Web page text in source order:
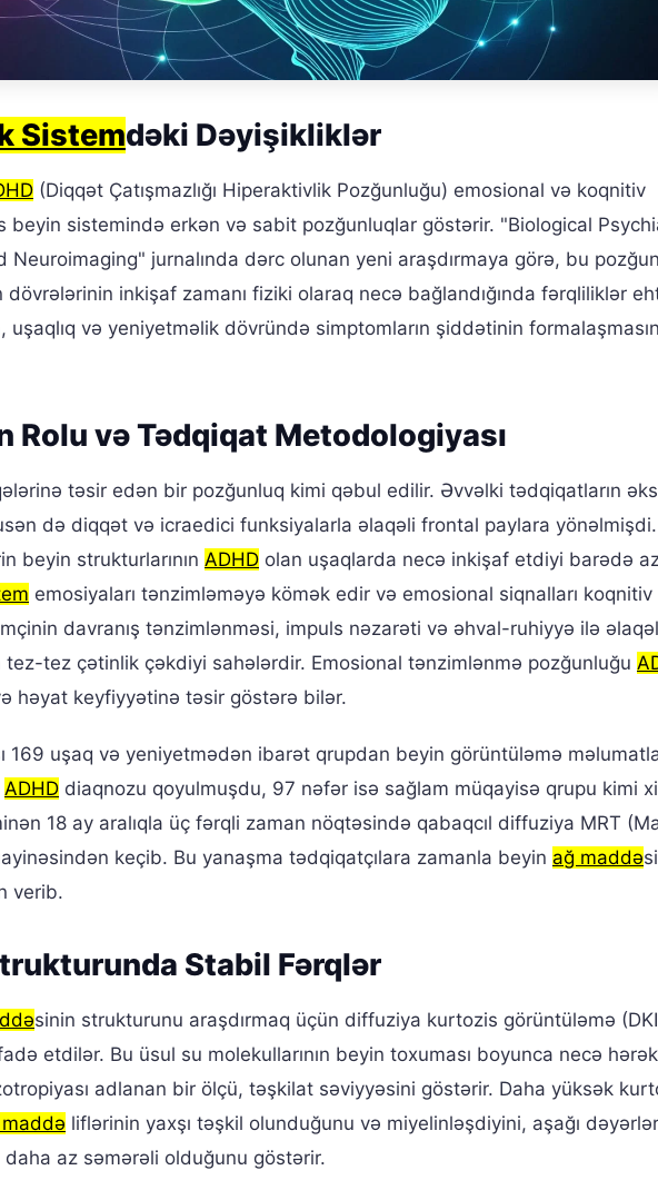
Sistemdəki Dəyişikliklər
(Diqqət Çatışmazlığı Hiperaktivlik Pozğunluğu) emosional və koqnitiv
beyin sistemində erkən və sabit pozğunluqlar göstərir. "Biological
Neuroimaging" jurnalında dərc olunan yeni araşdırmaya görə, bu
inkişaf zamanı fiziki olaraq necə bağlandığında fərqliliklər
və yeniyetməlik dövründə simptomların şiddətinin
Rolu və Tədqiqat Metodologiyası
təsir edən bir pozğunluq kimi qəbul edilir. Əvvəlki tədqiqatların
də diqqət və icraedici funksiyalarla əlaqəli frontal paylara
beyin strukturlarının ADHD olan uşaqlarda necə inkişaf etdiyi barədə
emosiyaları tənzimləməyə kömək edir və emosional siqnalları koqnitiv
davranış tənzimlənməsi, impuls nəzarəti və əhval-ruhiyyə ilə
tez-tez çətinlik çəkdiyi sahələrdir. Emosional tənzimlənmə pozğunluğu
həyat keyfiyyətinə təsir göstərə bilər.
169 uşaq və yeniyetmədən ibarət qrupdan beyin görüntüləmə
ADHD diaqnozu qoyulmuşdu, 97 nəfər isə sağlam müqayisə qrupu kimi
18 ay aralıqla üç fərqli zaman nöqtəsində qabaqcıl diffuziya MRT
keçib. Bu yanaşma tədqiqatçılara zamanla beyin ağ maddə
verib.
Stabil Fərqlər
sinin strukturunu araşdırmaq üçün diffuziya kurtozis görüntüləmə
etdilər. Bu üsul su molekullarının beyin toxuması boyunca necə
adlanan bir ölçü, təşkilat səviyyəsini göstərir. Daha yüksək
liflərinin yaxşı təşkil olunduğunu və miyelinləşdiyini, aşağı
az səmərəli olduğunu göstərir.